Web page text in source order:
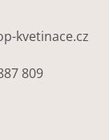
kvetinace.cz
809